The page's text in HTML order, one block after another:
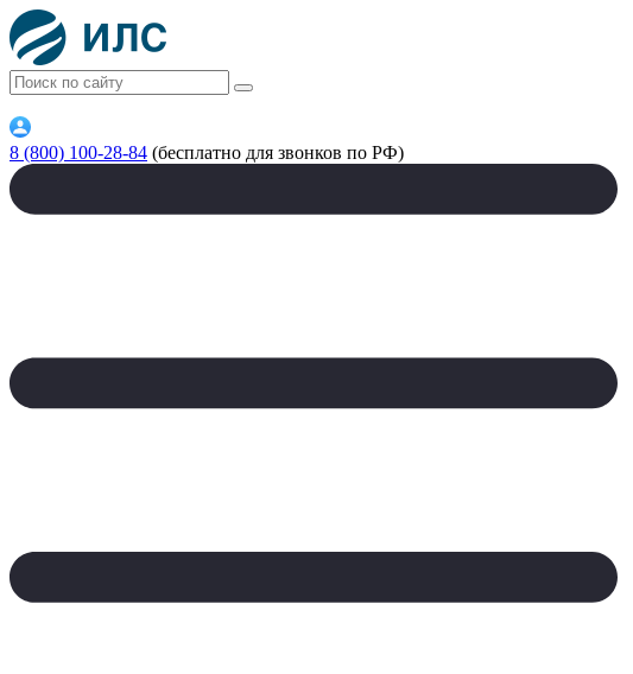
8 (800) 100-28-84 (бесплатно для звонков по РФ)